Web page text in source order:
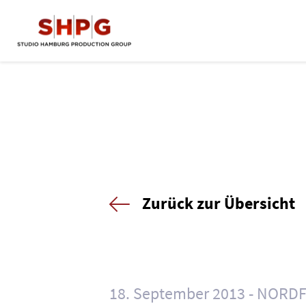
Zurück zur Übersicht
18. September 2013